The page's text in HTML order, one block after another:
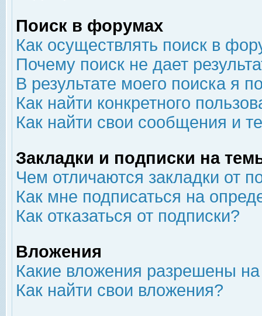
Поиск в форумах
Как осуществлять поиск в
Почему поиск не дает
В результате моего поиска я
Как найти конкретного
Как найти свои сообщения и
Закладки и подписки на
Чем отличаются закладки от
Как мне подписаться на
Как отказаться от подписки?
Вложения
Какие вложения разрешены
Как найти свои вложения?